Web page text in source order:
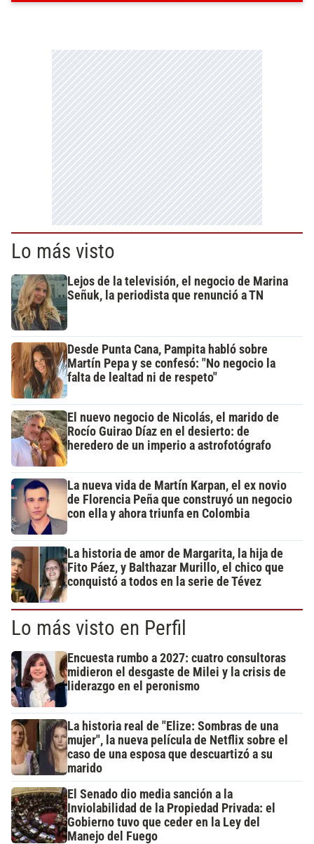
Lo más visto
Lejos de la televisión, el negocio de Marina
Señuk, la periodista que renunció a TN
Desde Punta Cana, Pampita habló sobre
Martín Pepa y se confesó: "No negocio la
falta de lealtad ni de respeto"
El nuevo negocio de Nicolás, el marido de
Rocío Guirao Díaz en el desierto: de
heredero de un imperio a astrofotógrafo
La nueva vida de Martín Karpan, el ex novio
de Florencia Peña que construyó un negocio
con ella y ahora triunfa en Colombia
La historia de amor de Margarita, la hija de
Fito Páez, y Balthazar Murillo, el chico que
conquistó a todos en la serie de Tévez
Lo más visto en Perfil
Encuesta rumbo a 2027: cuatro consultoras
midieron el desgaste de Milei y la crisis de
liderazgo en el peronismo
La historia real de "Elize: Sombras de una
mujer", la nueva película de Netflix sobre el
caso de una esposa que descuartizó a su
marido
El Senado dio media sanción a la
Inviolabilidad de la Propiedad Privada: el
Gobierno tuvo que ceder en la Ley del
Manejo del Fuego